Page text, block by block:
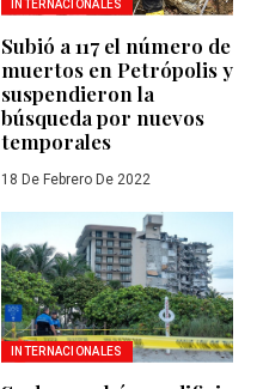
INTERNACIONALES
Subió a 117 el número de
muertos en Petrópolis y
suspendieron la
búsqueda por nuevos
temporales
18 De Febrero De 2022
INTERNACIONALES